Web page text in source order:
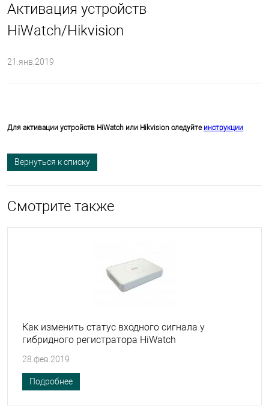
Активация устройств
HiWatch/Hikvision
21.янв.2019
Для активации устройств HiWatch или Hikvision следуйте инструкции
Вернуться к списку
Смотрите также
Как изменить статус входного сигнала у
гибридного регистратора HiWatch
28.фев.2019
Подробнее